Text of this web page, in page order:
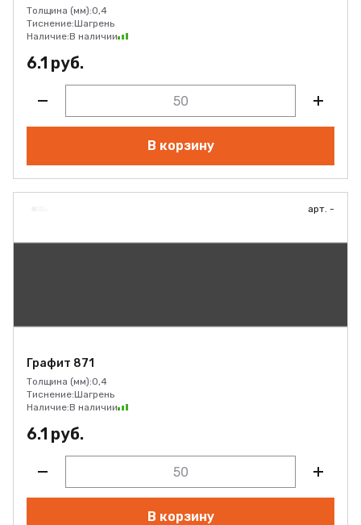
Толщина (мм):0,4
Тиснение:Шагрень
Наличие:В наличии
6.1 руб.
В корзину
арт. -
Графит 871
Толщина (мм):0,4
Тиснение:Шагрень
Наличие:В наличии
6.1 руб.
В корзину